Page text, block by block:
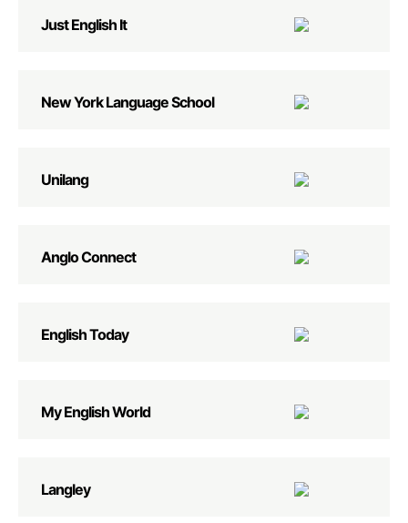
Just English It
New York Language School
Unilang
Anglo Connect
English Today
My English World
Langley